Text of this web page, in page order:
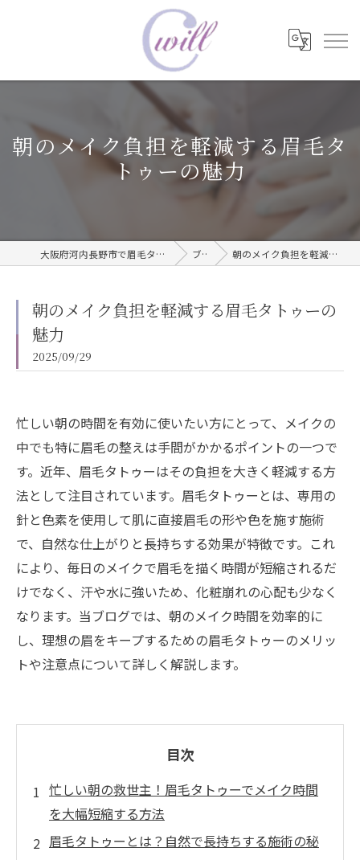
朝のメイク負担を軽減する眉毛タ
トゥーの魅力
大阪府河内長野市で眉毛タトゥーならwill care サロン ブログ 朝のメイク負担を軽減する眉毛タトゥーの魅力
朝のメイク負担を軽減する眉毛タトゥーの
魅力
2025/09/29
忙しい朝の時間を有効に使いたい方にとって、メイクの
中でも特に眉毛の整えは手間がかかるポイントの一つで
す。近年、眉毛タトゥーはその負担を大きく軽減する方
法として注目されています。眉毛タトゥーとは、専用の
針と色素を使用して肌に直接眉毛の形や色を施す施術
で、自然な仕上がりと長持ちする効果が特徴です。これ
により、毎日のメイクで眉毛を描く時間が短縮されるだ
けでなく、汗や水に強いため、化粧崩れの心配も少なく
なります。当ブログでは、朝のメイク時間を効率的に
し、理想の眉をキープするための眉毛タトゥーのメリッ
トや注意点について詳しく解説します。
目次
忙しい朝の救世主！眉毛タトゥーでメイク時間
を大幅短縮する方法
眉毛タトゥーとは？自然で長持ちする施術の秘